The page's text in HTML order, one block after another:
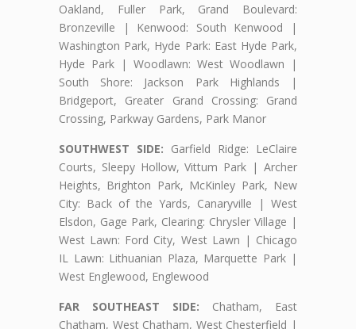
Oakland, Fuller Park, Grand Boulevard:
Bronzeville | Kenwood: South Kenwood |
Washington Park, Hyde Park: East Hyde Park,
Hyde Park | Woodlawn: West Woodlawn |
South Shore: Jackson Park Highlands |
Bridgeport, Greater Grand Crossing: Grand
Crossing, Parkway Gardens, Park Manor
SOUTHWEST SIDE: Garfield Ridge: LeClaire
Courts, Sleepy Hollow, Vittum Park | Archer
Heights, Brighton Park, McKinley Park, New
City: Back of the Yards, Canaryville | West
Elsdon, Gage Park, Clearing: Chrysler Village |
West Lawn: Ford City, West Lawn | Chicago
IL Lawn: Lithuanian Plaza, Marquette Park |
West Englewood, Englewood
FAR SOUTHEAST SIDE: Chatham, East
Chatham, West Chatham, West Chesterfield |